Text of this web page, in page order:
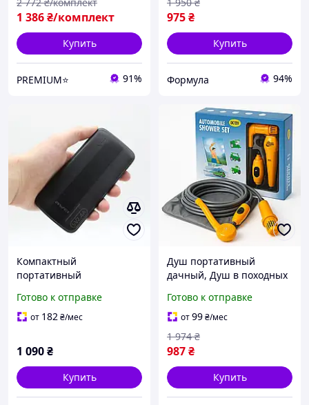
насадками для сухой
1 386₴/комплект
Купить
PREMIUM⭐ 91%
975₴
Купить
Формула 94%
Компактный
портативный
двумя USB удобный
павербанк для телефона
Готово к отправке
от 182₴/мес
1 090₴
Купить
Душ портативный
дачный, Душ в походных
дачи и похода YB-85
Готово к отправке
от99₴/мес
987₴
1 974 ₴
Купить